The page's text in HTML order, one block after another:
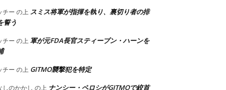
チー の上 スミス将軍が指揮を執り、裏切り者の排
誓う
チー の上 軍が元FDA長官スティーブン・ハーンを
チー の上 GITMO襲撃犯を特定
しのかかし の上 ナンシー・ペロシがGITMOで絞首